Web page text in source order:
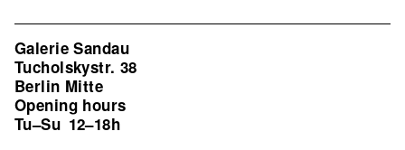
Galerie Sandau
Tucholskystr. 38
Berlin Mitte
Opening hours
Tu–Su 12–18h